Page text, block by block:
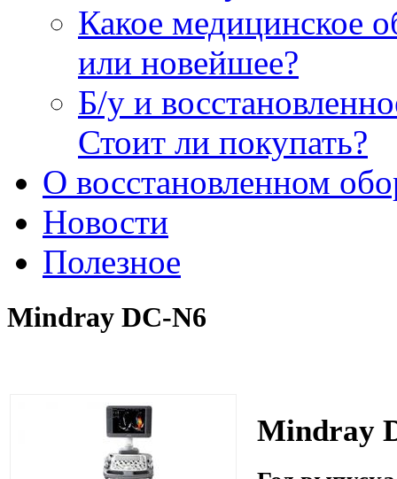
Какое медицинское
или новейшее?
Б/у и
Стоит ли покупать?
О восстановленном
Новости
Полезное
Mindray DC-N6
Mindray